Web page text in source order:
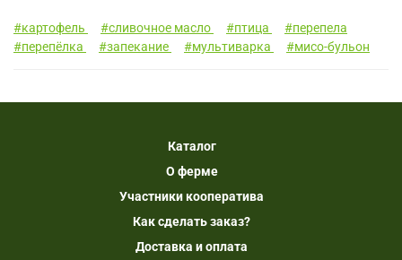
#картофель #сливочное масло #птица
#перепела
#перепёлка
#запекание #мультиварка #мисо-бульон
Каталог
О ферме
Участники кооператива
Как сделать заказ?
Доставка и оплата